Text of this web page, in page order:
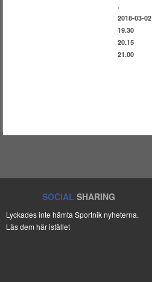
.
2018-03-02
19.30
20.15
21.00
SOCIAL SHARING
Lyckades inte hämta Sportnik nyheterna.
Läs dem här istället